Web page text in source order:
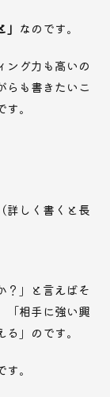
なのです。
ング力も高いの
らも書きたいこ
。
詳しく書くと長
？」と言えばそ
「相手に強い興
」のです。
。